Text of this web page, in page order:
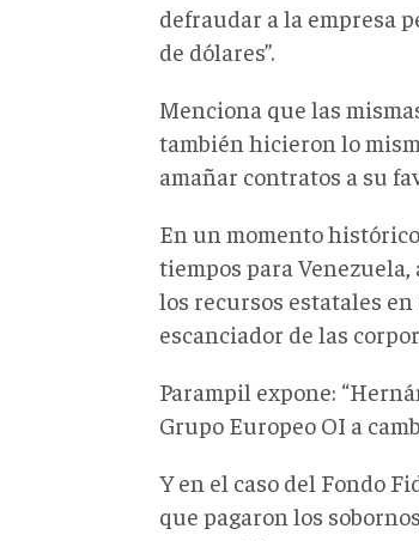
defraudar a la empresa
de dólares”.
Menciona que las
también hicieron lo
amañar contratos a su
En un momento
tiempos para
los recursos estatales
escanciador de las
Parampil expone:
Grupo Europeo OI a
Y en el caso del Fondo
que pagaron los